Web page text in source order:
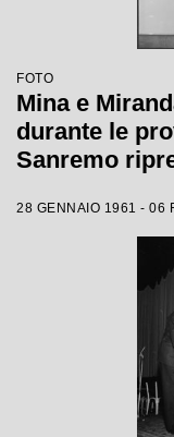
FOTO
Mina e
durante le
Sanremo
28 GENNAIO 1961 - 06